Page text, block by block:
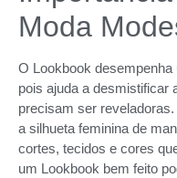
Moda
O Lookbook
pois ajuda a desmistificar
precisam ser
a silhueta feminina de
cortes, tecidos e cores
um Lookbook bem feito